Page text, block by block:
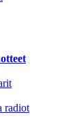
radiot